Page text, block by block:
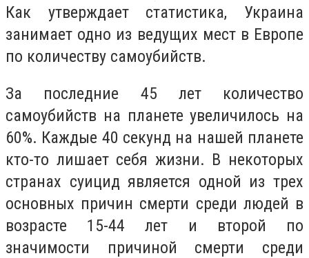
Как утверждает статистика, Украина
занимает одно из ведущих мест в Европе
по количеству самоубийств.
За последние 45 лет количество
самоубийств на планете увеличилось на
60%. Каждые 40 секунд на нашей планете
кто-то лишает себя жизни. В некоторых
странах суицид является одной из трех
основных причин смерти среди людей в
возрасте 15-44 лет и второй по
значимости причиной смерти среди